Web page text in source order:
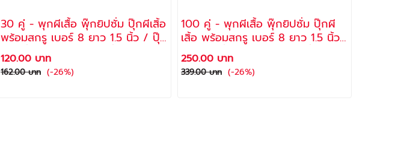
30 คู่ - พุกผีเสื้อ พุ๊กยิปซั่ม ปุ๊กผีเสิ้อ
พร้อมสกรู เบอร์ 8 ยาว 1.5 นิ้ว / ปุ๊
กยิปซั่มพลาสติก ยึดยิปซั่มบอร์ด,
ผนังเบา, ไม้อัด พุ๊กร่ม รุ่น PP-007 -
ช้างคู่
120.00 บาท
162.00 บาท (-26%)
100 คู่ - พุกผีเสื้อ พุ๊กยิปซั่ม ปุ๊กผี
เสิ้อ พร้อมสกรู เบอร์ 8 ยาว 1.5 นิ้ว
/ ปุ๊กยิปซั่มพลาสติก ยึดยิปซั่มบอร์ด,
ผนังเบา, ไม้อัด พุ๊กร่ม รุ่น PP-007 -
ช้างคู่
250.00 บาท
339.00 บาท (-26%)